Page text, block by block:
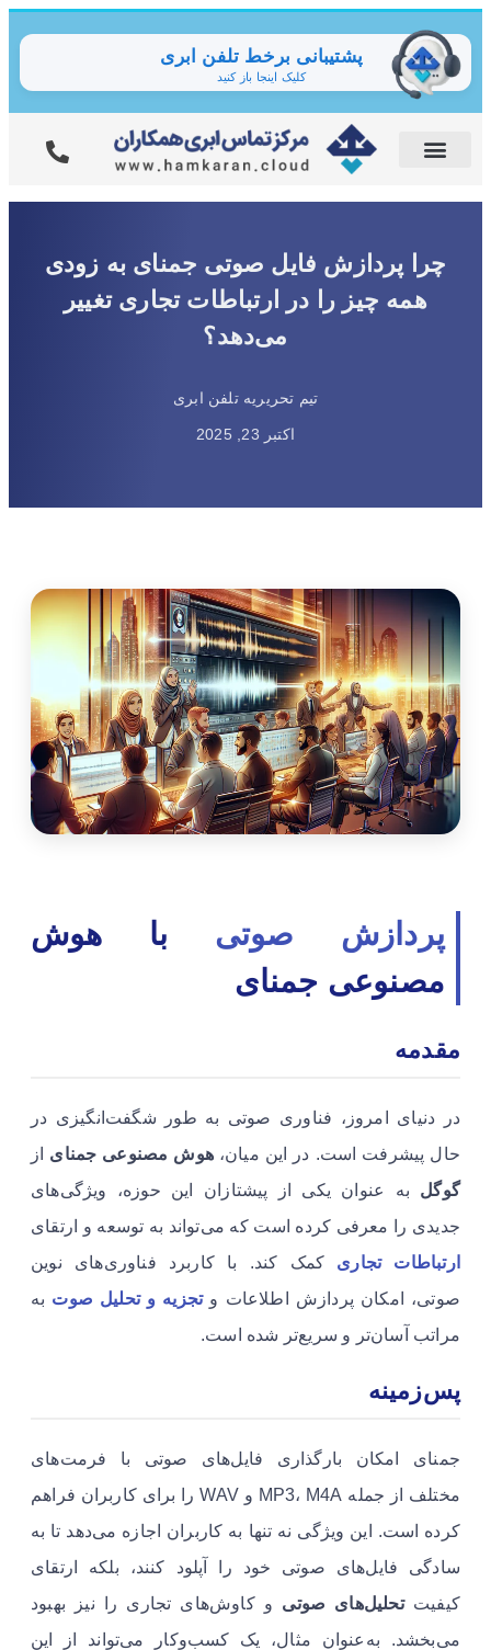
پشتیبانی برخط تلفن ابری
کلیک اینجا باز کنید
چرا پردازش فایل صوتی جمنای به زودی
همه چیز را در ارتباطات تجاری تغییر
می‌دهد؟
تیم تحریریه تلفن ابری
اکتبر 23, 2025
پردازش صوتی با هوش
مصنوعی جمنای
مقدمه
در دنیای امروز، فناوری صوتی به طور شگفت‌انگیزی در
حال پیشرفت است. در این میان،هوش مصنوعی جمنای از
گوگل به عنوان یکی از پیشتازان این حوزه، ویژگی‌های
جدیدی را معرفی کرده است که می‌تواند به توسعه و ارتقای
ارتباطات تجاری کمک کند. با کاربرد فناوری‌های نوین
صوتی، امکان پردازش اطلاعات وتجزیه و تحلیل صوت به
مراتب آسان‌تر و سریع‌تر شده است.
پس‌زمینه
جمنای امکان بارگذاری فایل‌های صوتی با فرمت‌های
مختلف از جمله MP3، M4A و WAV را برای کاربران فراهم
کرده است. این ویژگی نه تنها به کاربران اجازه می‌دهد تا به
سادگی فایل‌های صوتی خود را آپلود کنند، بلکه ارتقای
کیفیتتحلیل‌های صوتی و کاوش‌های تجاری را نیز بهبود
می‌بخشد. به‌عنوان مثال، یک کسب‌وکار می‌تواند از این